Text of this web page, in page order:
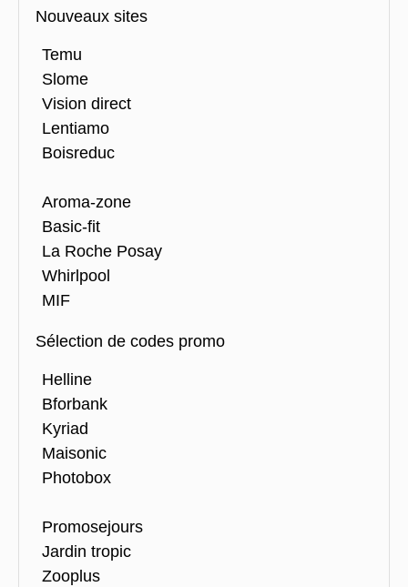
Nouveaux sites
Temu
Slome
Vision direct
Lentiamo
Boisreduc
Aroma-zone
Basic-fit
La Roche Posay
Whirlpool
MIF
Sélection de codes promo
Helline
Bforbank
Kyriad
Maisonic
Photobox
Promosejours
Jardin tropic
Zooplus